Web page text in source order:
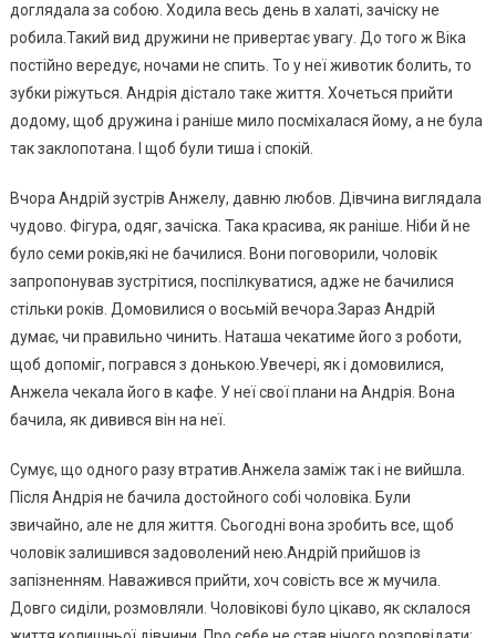
доглядала за собою. Ходила весь день в халаті, зачіску не
робила.Такий вид дружини не привертає увагу. До того ж Віка
постійно вередує, ночами не спить. То у неї животик болить, то
зубки ріжуться. Андрія дістало таке життя. Хочеться прийти
додому, щоб дружина і раніше мило посміхалася йому, а не була
так заклопотана. І щоб були тиша і спокій.
Вчора Андрій зустрів Анжелу, давню любов. Дівчина виглядала
чудово. Фігура, одяг, зачіска. Така красива, як раніше. Ніби й не
було семи років,які не бачилися. Вони поговорили, чоловік
запропонував зустрітися, поспілкуватися, адже не бачилися
стільки років. Домовилися о восьмій вечора.Зараз Андрій
думає, чи правильно чинить. Наташа чекатиме його з роботи,
щоб допоміг, погрався з донькою.Увечері, як і домовилися,
Анжела чекала його в кафе. У неї свої плани на Андрія. Вона
бачила, як дивився він на неї.
Сумує, що одного разу втратив.Анжела заміж так і не вийшла.
Після Андрія не бачила достойного собі чоловіка. Були
звичайно, але не для життя. Сьогодні вона зробить все, щоб
чоловік залишився задоволений нею.Андрій прийшов із
запізненням. Наважився прийти, хоч совість все ж мучила.
Довго сиділи, розмовляли. Чоловікові було цікаво, як склалося